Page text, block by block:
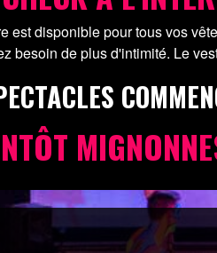
est disponible pour tous vos
besoin de plus d'intimité. Le